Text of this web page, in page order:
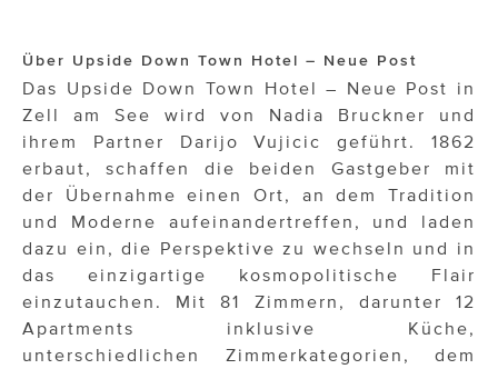
Über Upside Down Town Hotel – Neue Post
Das Upside Down Town Hotel – Neue Post in
Zell am See wird von Nadia Bruckner und
ihrem Partner Darijo Vujicic geführt. 1862
erbaut, schaffen die beiden Gastgeber mit
der Übernahme einen Ort, an dem Tradition
und Moderne aufeinandertreffen, und laden
dazu ein, die Perspektive zu wechseln und in
das einzigartige kosmopolitische Flair
einzutauchen. Mit 81 Zimmern, darunter 12
Apartments inklusive Küche,
unterschiedlichen Zimmerkategorien, dem